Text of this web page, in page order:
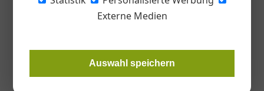
Externe Medien
Auswahl speichern
vergangenen Wochen in den Bauakademien
Guntramsdorf, Übelbach und Steyregg der
Landeslehrlingswettbewerbe mussten
die angehenden Jungmaurer, -